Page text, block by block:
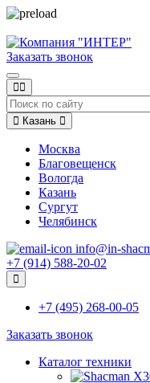
Заказать звонок
Казань
Москва
Благовещенск
Вологда
Казань
Сургут
Челябинск
info@in-
+7 (914) 588-20-02
+7 (495) 268-00-05
Заказать звонок
Каталог техники